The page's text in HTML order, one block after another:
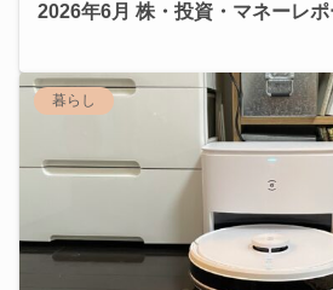
2026年6月 株・投資・マネーレポ
暮らし